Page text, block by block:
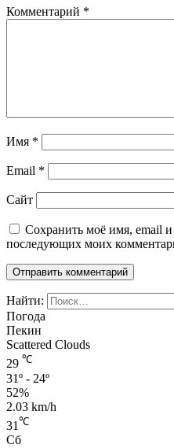
Комментарий *
Имя *
Email *
Сайт
Сохранить моё имя, email и
последующих моих
Найти:
Погода
Пекин
Scattered Clouds
29 ℃
31º - 24º
52%
2.03 km/h
31 ℃
Сб